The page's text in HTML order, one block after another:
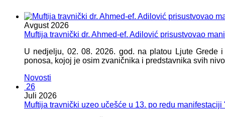
Avgust 2026
Muftija travnički dr. Ahmed-ef. Adilović prisustvovao
U nedjelju, 02. 08. 2026. god. na platou Ljute
ponosa, kojoj je osim zvaničnika i predstavnika svih
Novosti
26
Juli 2026
Muftija travnički uzeo učešće u 13. po redu